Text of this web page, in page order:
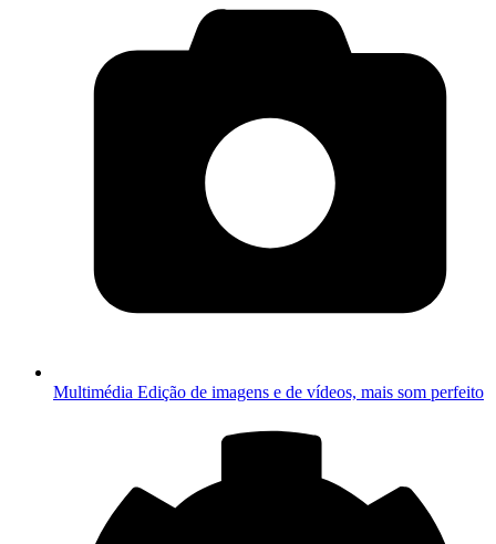
Multimédia Edição de imagens e de vídeos, mais som perfeito